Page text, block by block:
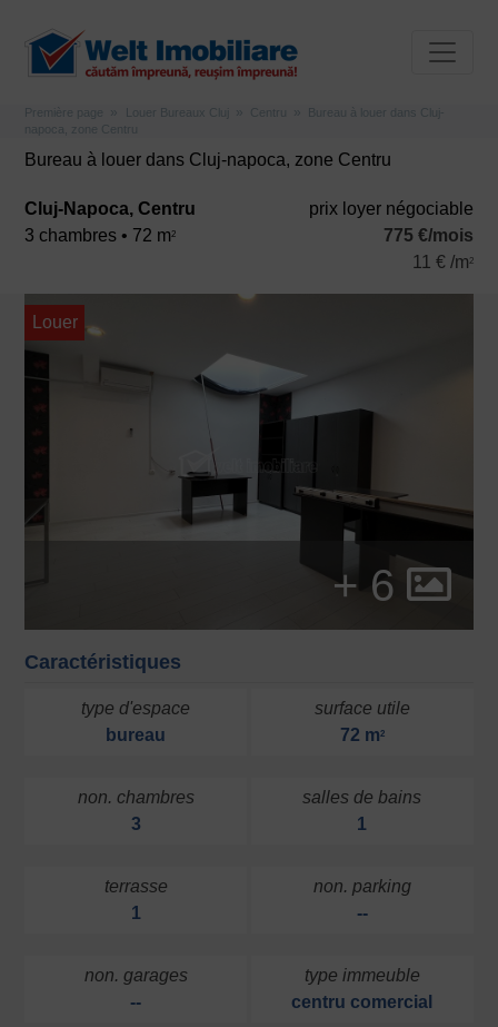
Première page Louer Bureaux Cluj Centru
Bureau à louer dans Cluj-
napoca, zone Centru
Bureau à louer dans Cluj-napoca, zone Centru
Cluj-Napoca, Centru
3 chambres • 72 m2
prix ​​loyer négociable
775 €/mois
11 € /m2
+ 6
Louer
Caractéristiques
type d'espace
bureau
surface utile
72 m2
non. chambres
3
salles de bains
1
terrasse
1
non. parking
--
non. garages
--
type immeuble
centru comercial